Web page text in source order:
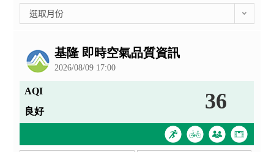
整
選取月份